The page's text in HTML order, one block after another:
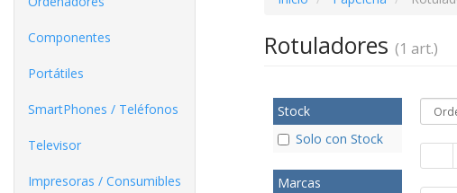
Componentes
Portátiles
SmartPhones / Teléfonos
Televisor
Impresoras / Consumibles
Rotuladores (1 art.)
Stock
Solo con Stock
Marcas